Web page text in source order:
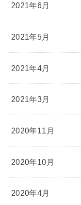
2021年6月
2021年5月
2021年4月
2021年3月
2020年11月
2020年10月
2020年4月